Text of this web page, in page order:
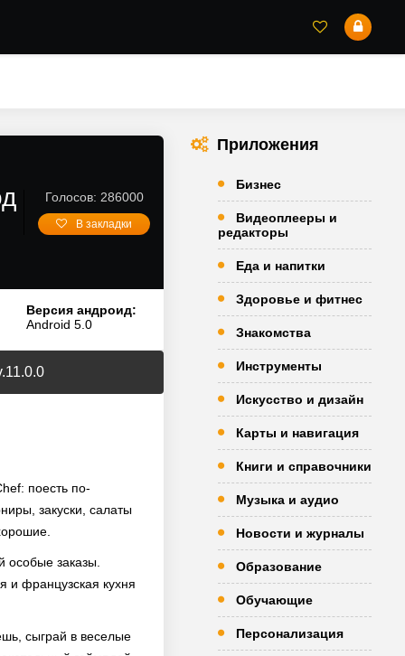
Голосов: 286000
В закладки
Версия андроид:
Android 5.0
поесть по-
закуски, салаты
особые заказы.
и французская кухня
сыграй в веселые
Приложения
Бизнес
Видеоплееры и
редакторы
Еда и напитки
Здоровье и фитнес
Знакомства
Инструменты
Искусство и дизайн
Карты и навигация
Книги и справочники
Музыка и аудио
Новости и журналы
Образование
Обучающие
Персонализация